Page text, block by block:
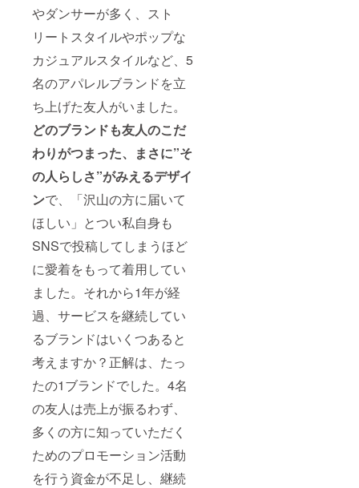
やダンサーが多く、スト
リートスタイルやポップな
カジュアルスタイルなど、5
名のアパレルブランドを立
ち上げた友人がいました。
どのブランドも友人のこだ
わりがつまった、まさに”そ
の人らしさ”がみえるデザイ
ンで、「沢山の方に届いて
ほしい」とつい私自身も
SNSで投稿してしまうほど
に愛着をもって着用してい
ました。それから1年が経
過、サービスを継続してい
るブランドはいくつあると
考えますか？正解は、たっ
たの1ブランドでした。4名
の友人は売上が振るわず、
多くの方に知っていただく
ためのプロモーション活動
を行う資金が不足し、継続